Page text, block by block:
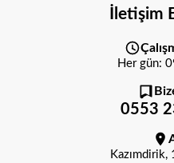
İletişim
Her gün:
0553